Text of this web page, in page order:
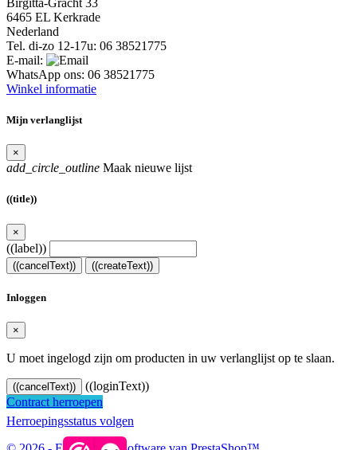
6465 EL Kerkrade
Nederland
Tel. di-zo 12-17u: 06 38521775
E-mail:
WhatsApp ons: 06 38521775
Winkel informatie
Mijn verlanglijst
×
add_circle_outline Maak nieuwe lijst
((title))
×
((label))
((cancelText)) ((createText))
Inloggen
×
U moet ingelogd zijn om producten in uw verlanglijst op te slaan.
((cancelText))
((loginText))
Contract herroepen
Herroepingsstatus volgen